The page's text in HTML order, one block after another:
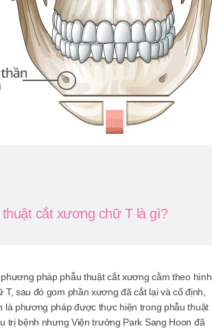
thuật cắt xương chữ T là gì?
pháp phẫu thuật cắt xương cằm theo hình
T, sau đó gom phần xương đã cắt lại và cố định,
là phương pháp được thực hiện trong phẫu thuật
trị bệnh nhưng Viện trưởng Park Sang Hoon đã